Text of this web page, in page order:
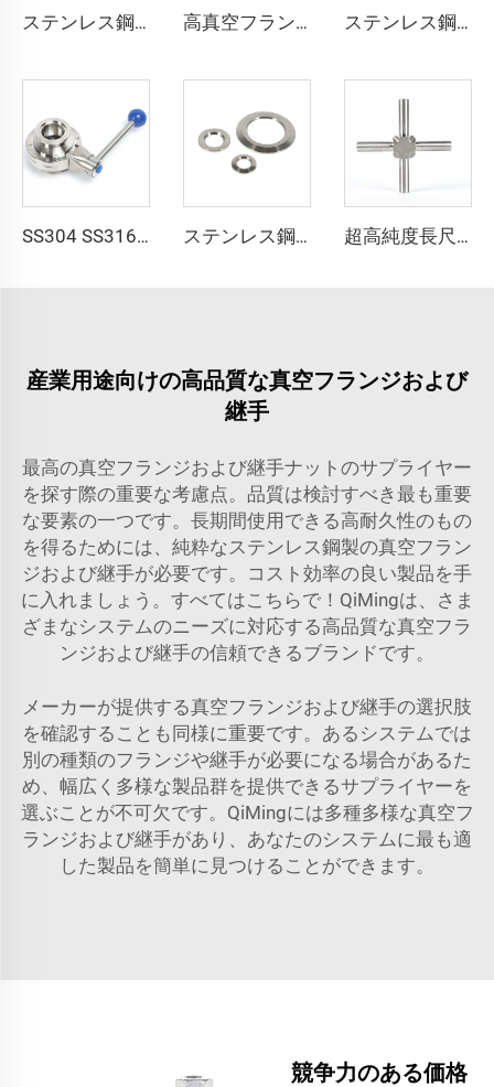
ステンレス鋼 ISO63/ISO80/ISO100/ISO160 フランジ ISO-K イコールチー 高品質 SS304 SS316L 真空クランプ継手 NW80-160 高真空フランジ ステンレス鋼製 SS304 SS316L CF 90度エルボ 回転式ベンド CF16-CF100 フランジ 通孔 3/4"-4" パイプ継手 ステンレス鋼製エンドプラグ SS316L QCR-メタルフェース継手 1/8"-1" ブライトアニール／電解研磨仕上げ
SS304 SS316L 真空バタフライバルブ ステンレススチール FKM製 売り切り KF25/KF40/KF50 フランジ付き 手動アクチュエータ 電動式 NW25/40 ステンレス鋼 真空フランジ 穴開き溶接 KF16-160 外径12mm--外径57mm SS304 SS316 配管継手 NW16-160 KFフランジ 外径1/2"-6" 超高純度長尺溶接継手 SS316L クロス溶接継手 超高純度ステンレス鋼長尺クロス溶接継手 超高純度チューブ
産業用途向けの高品質な真空フランジおよび
継手
最高の真空フランジおよび継手ナットのサプライヤー
を探す際の重要な考慮点。品質は検討すべき最も重要
な要素の一つです。長期間使用できる高耐久性のもの
を得るためには、純粋なステンレス鋼製の真空フラン
ジおよび継手が必要です。コスト効率の良い製品を手
に入れましょう。すべてはこちらで！QiMingは、さま
ざまなシステムのニーズに対応する高品質な真空フラ
ンジおよび継手の信頼できるブランドです。
メーカーが提供する真空フランジおよび継手の選択肢
を確認することも同様に重要です。あるシステムでは
別の種類のフランジや継手が必要になる場合があるた
め、幅広く多様な製品群を提供できるサプライヤーを
選ぶことが不可欠です。QiMingには多種多様な真空フ
ランジおよび継手があり、あなたのシステムに最も適
した製品を簡単に見つけることができます。
競争力のある価格